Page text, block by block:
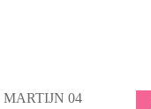
MARTIJN 04